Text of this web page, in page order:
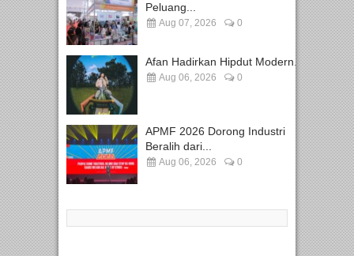
Peluang...
Aug 07, 2026 0
Afan Hadirkan Hipdut Modern...
Aug 06, 2026 0
APMF 2026 Dorong Industri
Beralih dari...
Aug 06, 2026 0